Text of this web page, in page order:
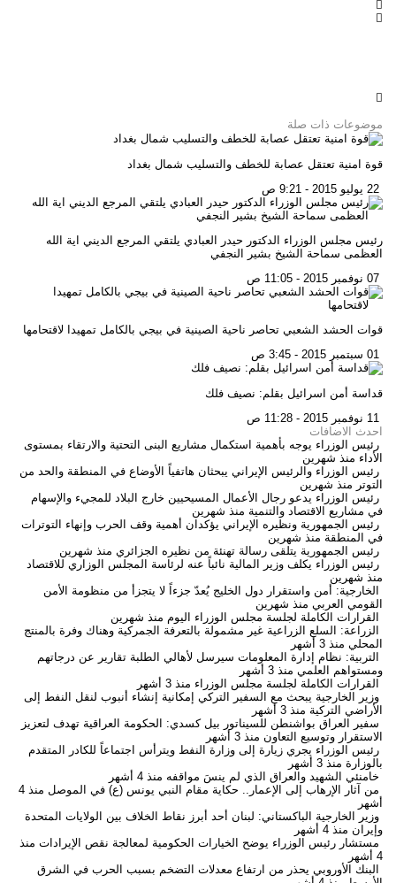
موضوعات ذات صلة
قوة امنية تعتقل عصابة للخطف والتسليب شمال بغداد
رئيس مجلس الوزراء الدكتور حيدر العبادي يلتقي المرجع الديني اية الله
العظمى سماحة الشيخ بشير النجفي
قوات الحشد الشعبي تحاصر ناحية الصينية في بيجي بالكامل تمهيدا لاقتحامها
قداسة أمن اسرائيل بقلم: نصيف فلك
احدث الاضافات
رئيس الوزراء يوجه بأهمية استكمال مشاريع البنى التحتية والارتقاء بمستوى
الأداء منذ شهرين
رئيس الوزراء والرئيس الإيراني يبحثان هاتفياً الأوضاع في المنطقة والحد من
التوتر منذ شهرين
رئيس الوزراء يدعو رجال الأعمال المسيحيين خارج البلاد للمجيء والإسهام
في مشاريع الاقتصاد والتنمية منذ شهرين
رئيس الجمهورية ونظيره الإيراني يؤكدان أهمية وقف الحرب وإنهاء التوترات
في المنطقة منذ شهرين
رئيس الجمهورية يتلقى رسالة تهنئة من نظيره الجزائري منذ شهرين
رئيس الوزراء يكلف وزير المالية نائباً عنه لرئاسة المجلس الوزاري للاقتصاد
منذ شهرين
الخارجية: أمن واستقرار دول الخليج يُعدّ جزءاً لا يتجزأ من منظومة الأمن
القومي العربي منذ شهرين
القرارات الكاملة لجلسة مجلس الوزراء اليوم منذ شهرين
الزراعة: السلع الزراعية غير مشمولة بالتعرفة الجمركية وهناك وفرة بالمنتج
المحلي منذ 3 أشهر
التربية: نظام إدارة المعلومات سيرسل لأهالي الطلبة تقارير عن درجاتهم
ومستواهم العلمي منذ 3 أشهر
القرارات الكاملة لجلسة مجلس الوزراء منذ 3 أشهر
وزير الخارجية يبحث مع السفير التركي إمكانية إنشاء أنبوب لنقل النفط إلى
الأراضي التركية منذ 3 أشهر
سفير العراق بواشنطن للسيناتور بيل كسدي: الحكومة العراقية تهدف لتعزيز
الاستقرار وتوسيع التعاون منذ 3 أشهر
رئيس الوزراء يجري زيارة إلى وزارة النفط ويترأس اجتماعاً للكادر المتقدم
بالوزارة منذ 3 أشهر
خامنئي الشهيد والعراق الذي لم ينسَ مواقفه منذ 4 أشهر
من آثار الإرهاب إلى الإعمار.. حكاية مقام النبي يونس (ع) في الموصل
منذ 4
أشهر
وزير الخارجية الباكستاني: لبنان أحد أبرز نقاط الخلاف بين الولايات المتحدة
وإيران منذ 4 أشهر
مستشار رئيس الوزراء يوضح الخيارات الحكومية لمعالجة نقص الإيرادات منذ
4 أشهر
البنك الأوروبي يحذر من ارتفاع معدلات التضخم بسبب الحرب في الشرق